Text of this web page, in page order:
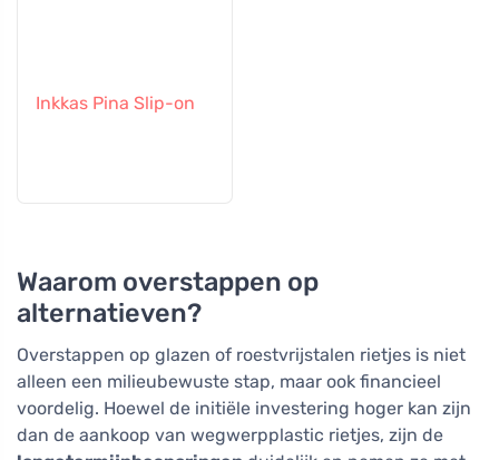
Inkkas Pina Slip-on
Waarom overstappen op
alternatieven?
Overstappen op glazen of roestvrijstalen rietjes is niet
alleen een milieubewuste stap, maar ook financieel
voordelig. Hoewel de initiële investering hoger kan zijn
dan de aankoop van wegwerpplastic rietjes, zijn de